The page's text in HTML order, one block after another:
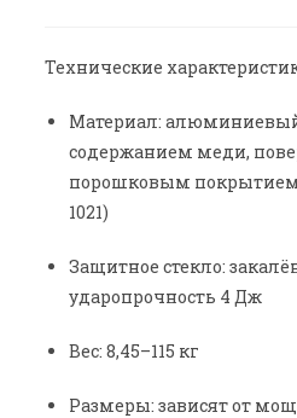
Технические
Материал:
содержанием меди,
порошковым
1021)
Защитное стекло:
ударопрочность 4 Дж
Вес: 8,45–115 кг
Размеры: зависят от